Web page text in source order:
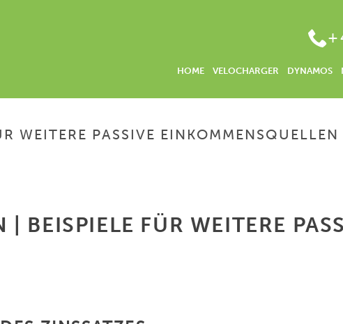
HOME VELOCHARGER DYNAMOS
WEITERE PASSIVE EINKOMMENSQUELLEN
BEISPIELE FÜR WEITERE